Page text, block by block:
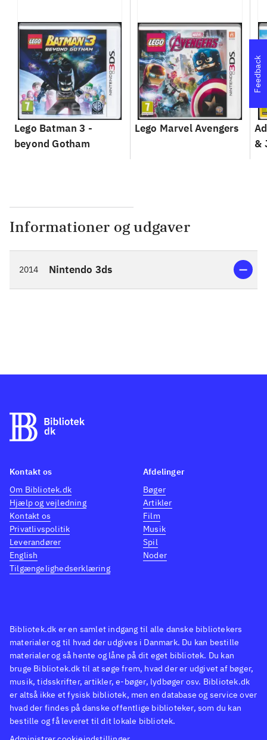
Lego Batman 3 -
beyond Gotham
Lego Marvel Avengers
&
Informationer og udgaver
2014 Nintendo 3ds
Feedback
Bibliotek.dk er en samlet indgang til alle danske bibliotekers
materialer og til hvad der udgives i Danmark. Du kan bestille
materialer og så hente og låne på dit eget bibliotek. Du kan
bruge Bibliotek.dk til at søge frem, hvad der er udgivet af bøger,
musik, tidsskrifter, artikler, e-bøger, lydbøger osv. Bibliotek.dk
er altså ikke et fysisk bibliotek, men en database og service over
hvad der findes på danske offentlige biblioteker, som du kan
bestille og få leveret til dit lokale bibliotek.
Kontakt os
Om Bibliotek.dk
Hjælp og vejledning
Kontakt os
Privatlivspolitik
Leverandører
English
Tilgængelighedserklæring
Afdelinger
Bøger
Artikler
Film
Musik
Spil
Noder